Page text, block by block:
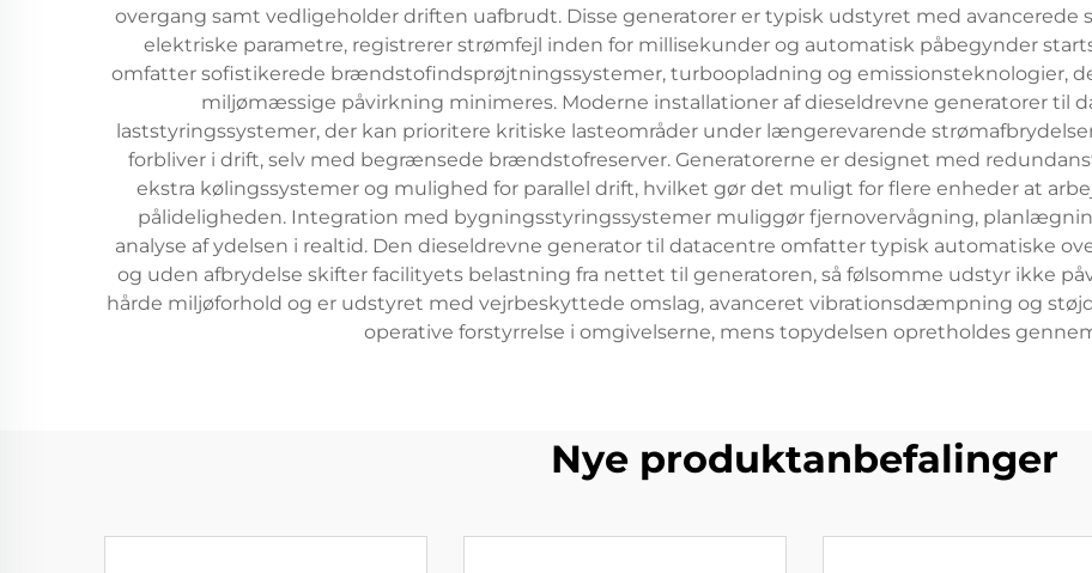
overgang samt vedligeholder driften uafbrudt. Disse generatorer er typisk udstyret med
elektriske parametre, registrerer strømfejl inden for millisekunder og automatisk påbegynder
omfatter sofistikerede brændstofindsprøjtningssystemer, turboopladning og emissionsteknologier,
miljømæssige påvirkning minimeres. Moderne installationer af dieseldrevne generatorer til
laststyringssystemer, der kan prioritere kritiske lasteområder under længerevarende
forbliver i drift, selv med begrænsede brændstofreserver. Generatorerne er designet med
ekstra kølingssystemer og mulighed for parallel drift, hvilket gør det muligt for flere enheder at
pålideligheden. Integration med bygningsstyringssystemer muliggør fjernovervågning,
analyse af ydelsen i realtid. Den dieseldrevne generator til datacentre omfatter typisk automatiske
og uden afbrydelse skifter facilityets belastning fra nettet til generatoren, så følsomme udstyr ikke
hårde miljøforhold og er udstyret med vejrbeskyttede omslag, avanceret vibrationsdæmpning og
operative forstyrrelse i omgivelserne, mens topydelsen opretholdes
Nye produktanbefalinger